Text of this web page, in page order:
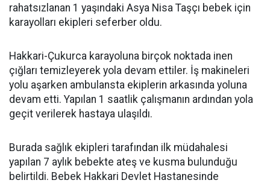
rahatsızlanan 1 yaşındaki Asya Nisa Taşçı bebek için
karayolları ekipleri seferber oldu.
Hakkari-Çukurca karayoluna birçok noktada inen
çığları temizleyerek yola devam ettiler. İş makineleri
yolu aşarken ambulansta ekiplerin arkasında yoluna
devam etti. Yapılan 1 saatlik çalışmanın ardından yola
geçit verilerek hastaya ulaşıldı.
Burada sağlık ekipleri tarafından ilk müdahalesi
yapılan 7 aylık bebekte ateş ve kusma bulunduğu
belirtildi. Bebek Hakkari Devlet Hastanesinde